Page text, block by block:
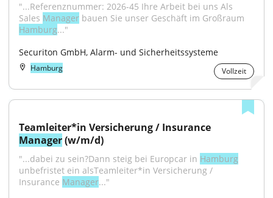
"...Referenznummer: 2026-45 Ihre Arbeit bei uns Als
Sales Manager
Hamburg..."
Securiton GmbH, Alarm- und Sicherheitssysteme
Hamburg Vollzeit
Manager (w/m/d)
"...dabei zu sein?Dann steig bei Europcar in Hamburg
unbefristet ein alsTeamleiter*in Versicherung /
Insurance Manager..."